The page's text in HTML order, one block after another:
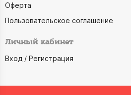
Оферта
Пользовательское соглашение
Личный кабинет
Вход / Регистрация